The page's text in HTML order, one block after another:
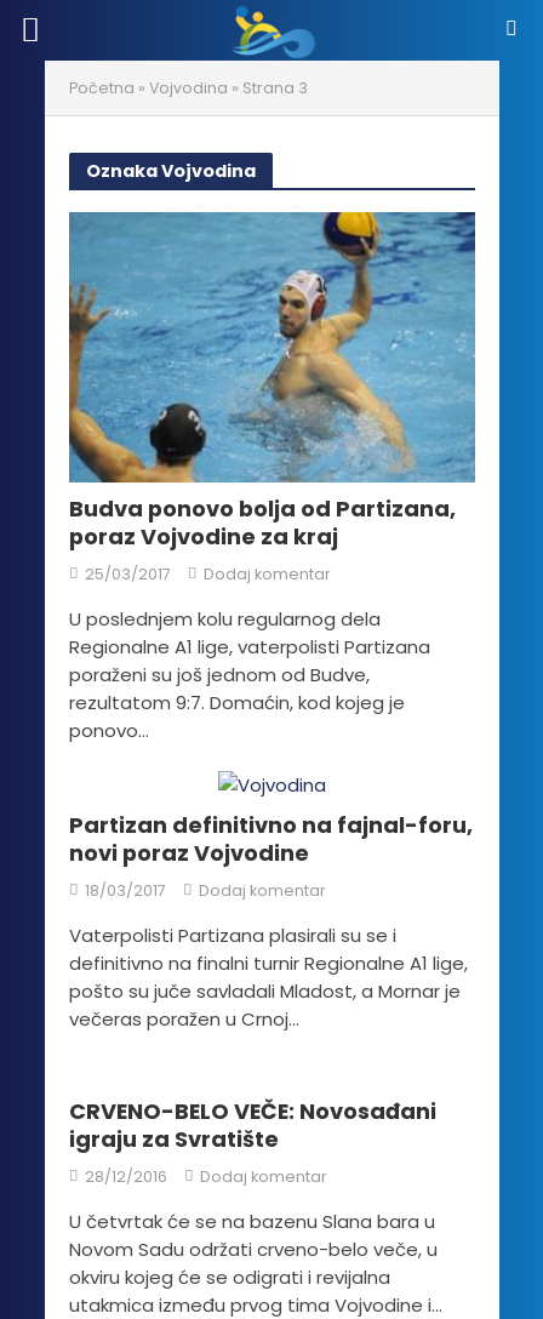
Početna » Vojvodina » Strana 3
Oznaka Vojvodina
Budva ponovo bolja od Partizana,
poraz Vojvodine za kraj
25/03/2017 Dodaj komentar
U poslednjem kolu regularnog dela
Regionalne A1 lige, vaterpolisti Partizana
poraženi su još jednom od Budve,
rezultatom 9:7. Domaćin, kod kojeg je
ponovo...
Partizan definitivno na fajnal-foru,
novi poraz Vojvodine
18/03/2017 Dodaj komentar
Vaterpolisti Partizana plasirali su se i
definitivno na finalni turnir Regionalne A1 lige,
pošto su juče savladali Mladost, a Mornar je
večeras poražen u Crnoj...
CRVENO-BELO VEČE: Novosađani
igraju za Svratište
28/12/2016 Dodaj komentar
U četvrtak će se na bazenu Slana bara u
Novom Sadu održati crveno-belo veče, u
okviru kojeg će se odigrati i revijalna
utakmica između prvog tima Vojvodine i...